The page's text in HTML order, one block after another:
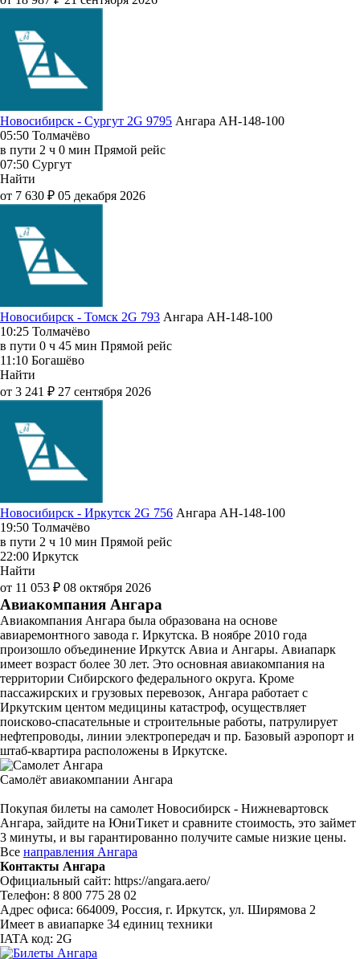
Новосибирск - Сургут 2G 9795 Ангара АН-148-100
05:50 Толмачёво
в пути 2 ч 0 мин Прямой рейс
07:50 Сургут
Найти
от 7 630 ₽ 05 декабря 2026
Новосибирск - Томск 2G 793 Ангара АН-148-100
10:25 Толмачёво
в пути 0 ч 45 мин Прямой рейс
11:10 Богашёво
Найти
от 3 241 ₽ 27 сентября 2026
Новосибирск - Иркутск 2G 756 Ангара АН-148-100
19:50 Толмачёво
в пути 2 ч 10 мин Прямой рейс
22:00 Иркутск
Найти
от 11 053 ₽ 08 октября 2026
Авиакомпания Ангара
Авиакомпания Ангара была образована на основе
авиаремонтного завода г. Иркутска. В ноябре 2010 года
произошло объединение Иркутск Авиа и Ангары. Авиапарк
имеет возраст более 30 лет. Это основная авиакомпания на
территории Сибирского федерального округа. Кроме
пассажирских и грузовых перевозок, Ангара работает с
Иркутским центом медицины катастроф, осуществляет
поисково-спасательные и строительные работы, патрулирует
нефтепроводы, линии электропередач и пр. Базовый аэропорт и
штаб-квартира расположены в Иркутске.
Самолёт авиакомпании Ангара
Покупая билеты на самолет Новосибирск - Нижневартовск
Ангара, зайдите на ЮниТикет и сравните стоимость, это займет
3 минуты, и вы гарантированно получите самые низкие цены.
Все направления Ангара
Контакты Ангара
Официальный сайт: https://angara.aero/
Телефон: 8 800 775 28 02
Адрес офиса: 664009, Россия, г. Иркутск, ул. Ширямова 2
Имеет в авиапарке 34 единиц техники
IATA код: 2G